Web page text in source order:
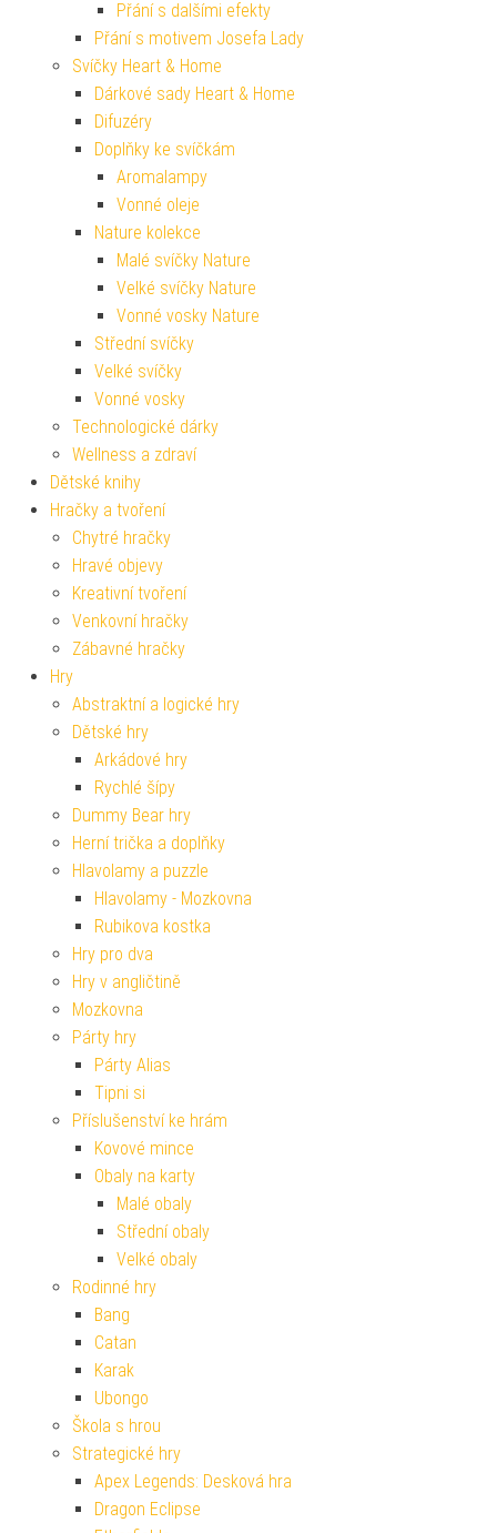
Přání s dalšími efekty
Přání s motivem Josefa Lady
Svíčky Heart & Home
Dárkové sady Heart & Home
Difuzéry
Doplňky ke svíčkám
Aromalampy
Vonné oleje
Nature kolekce
Malé svíčky Nature
Velké svíčky Nature
Vonné vosky Nature
Střední svíčky
Velké svíčky
Vonné vosky
Technologické dárky
Wellness a zdraví
Dětské knihy
Hračky a tvoření
Chytré hračky
Hravé objevy
Kreativní tvoření
Venkovní hračky
Zábavné hračky
Hry
Abstraktní a logické hry
Dětské hry
Arkádové hry
Rychlé šípy
Dummy Bear hry
Herní trička a doplňky
Hlavolamy a puzzle
Hlavolamy - Mozkovna
Rubikova kostka
Hry pro dva
Hry v angličtině
Mozkovna
Párty hry
Párty Alias
Tipni si
Příslušenství ke hrám
Kovové mince
Obaly na karty
Malé obaly
Střední obaly
Velké obaly
Rodinné hry
Bang
Catan
Karak
Ubongo
Škola s hrou
Strategické hry
Apex Legends: Desková hra
Dragon Eclipse